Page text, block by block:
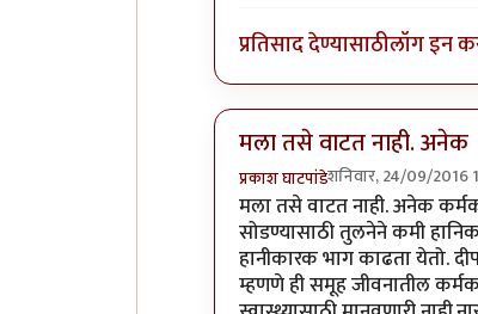
प्रतिसाद देण्यासाठीलॉग इन
मला तसे वाटत नाही. अनेक
प्रकाश घाटपांडेशनिवार, 24/09/2016
In reply toखरा सुधारक
मला तसे वाटत नाही. अनेक
सोडण्यासाठी तुलनेने कमी
हानीकारक भाग काढता येतो.
म्हणणे ही समूह जीवनातील